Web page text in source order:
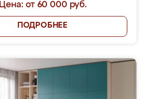
Цена: от 60 000 руб.
ПОДРОБНЕЕ